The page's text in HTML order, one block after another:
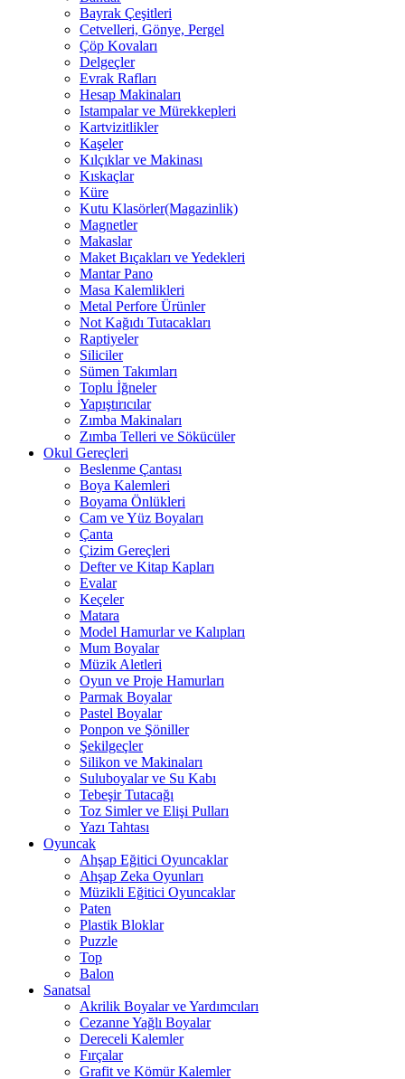
Bayrak Çeşitleri
Cetvelleri, Gönye, Pergel
Çöp Kovaları
Delgeçler
Evrak Rafları
Hesap Makinaları
Istampalar ve Mürekkepleri
Kartvizitlikler
Kaşeler
Kılçıklar ve Makinası
Kıskaçlar
Küre
Kutu Klasörler(Magazinlik)
Magnetler
Makaslar
Maket Bıçakları ve Yedekleri
Mantar Pano
Masa Kalemlikleri
Metal Perfore Ürünler
Not Kağıdı Tutacakları
Raptiyeler
Siliciler
Sümen Takımları
Toplu İğneler
Yapıştırıcılar
Zımba Makinaları
Zımba Telleri ve Sökücüler
Okul Gereçleri
Beslenme Çantası
Boya Kalemleri
Boyama Önlükleri
Cam ve Yüz Boyaları
Çanta
Çizim Gereçleri
Defter ve Kitap Kapları
Evalar
Keçeler
Matara
Model Hamurlar ve Kalıpları
Mum Boyalar
Müzik Aletleri
Oyun ve Proje Hamurları
Parmak Boyalar
Pastel Boyalar
Ponpon ve Şöniller
Şekilgeçler
Silikon ve Makinaları
Suluboyalar ve Su Kabı
Tebeşir Tutacağı
Toz Simler ve Elişi Pulları
Yazı Tahtası
Oyuncak
Ahşap Eğitici Oyuncaklar
Ahşap Zeka Oyunları
Müzikli Eğitici Oyuncaklar
Paten
Plastik Bloklar
Puzzle
Top
Balon
Sanatsal
Akrilik Boyalar ve Yardımcıları
Cezanne Yağlı Boyalar
Dereceli Kalemler
Fırçalar
Grafit ve Kömür Kalemler